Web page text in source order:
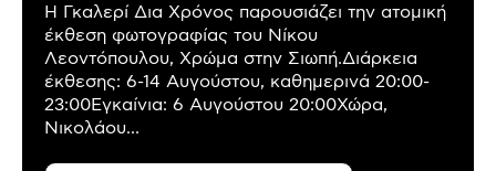
Η Γκαλερί Δια Χρόνος παρουσιάζει την ατομική
έκθεση φωτογραφίας του Νίκου
Λεοντόπουλου, Χρώμα στην Σιωπή.Διάρκεια
έκθεσης: 6-14 Αυγούστου, καθημερινά 20:00-
23:00Εγκαίνια: 6 Αυγούστου 20:00Χώρα,
Νικολάου...